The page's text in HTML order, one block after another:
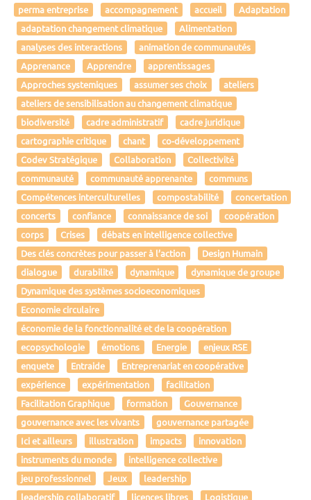
perma entreprise
accompagnement accueil
Adaptation
adaptation changement climatique
Alimentation
analyses des interactions
animation de communautés
Apprenance
Apprendre
apprentissages
Approches systemiques
assumer ses choix
ateliers
ateliers de sensibilisation au changement climatique
biodiversité
cadre administratif
cadre juridique
cartographie critique
chant
co-développement
Codev Stratégique
Collaboration
Collectivité
communauté
communauté apprenante
communs
Compétences interculturelles
compostabilité
concertation
concerts
confiance connaissance de soi
coopération
corps
Crises
débats en intelligence collective
Des clés concrètes pour passer à l’action
Design Humain
dialogue
durabilité dynamique
dynamique de groupe
Dynamique des systèmes socioeconomiques
Economie circulaire
économie de la fonctionnalité et de la coopération
ecopsychologie
émotions Energie
enjeux RSE
enquete
Entraide
Entreprenariat en coopérative
expérience
expérimentation
facilitation
Facilitation Graphique
formation
Gouvernance
gouvernance avec les vivants
gouvernance partagée
Ici et ailleurs
illustration impacts
innovation
instruments du monde
intelligence collective
jeu professionnel
Jeux
leadership
leadership collaboratif
licences libres
Logistique